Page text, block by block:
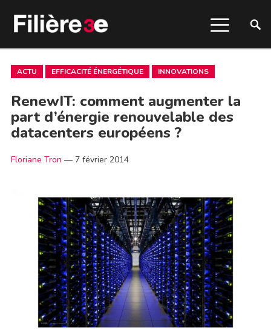
ACTU EFFICACITÉ ÉNERGÉTIQUE INNOVATIONS
RenewIT: comment augmenter la
part d’énergie renouvelable des
datacenters européens ?
Floriane Tron — 7 février 2014